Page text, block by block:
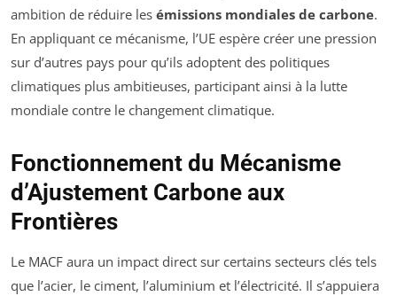
ambition de réduire les émissions mondiales de carbone.
En appliquant ce mécanisme, l’UE espère créer une pression
sur d’autres pays pour qu’ils adoptent des politiques
climatiques plus ambitieuses, participant ainsi à la lutte
mondiale contre le changement climatique.
Fonctionnement du Mécanisme
d’Ajustement Carbone aux
Frontières
Le MACF aura un impact direct sur certains secteurs clés tels
que l’acier, le ciment, l’aluminium et l’électricité. Il s’appuiera